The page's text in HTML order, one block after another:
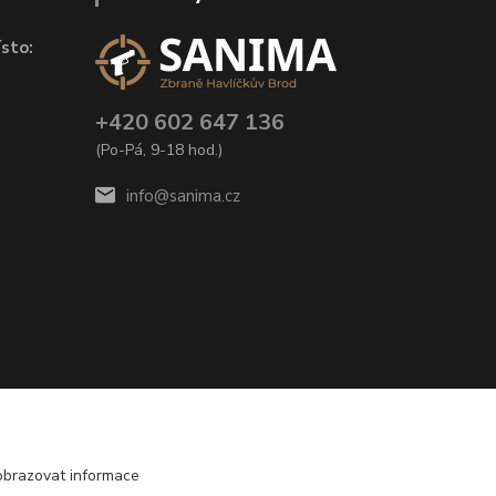
+420 602 647 136
(Po-Pá, 9-18 hod.)
info@sanima.cz
informace